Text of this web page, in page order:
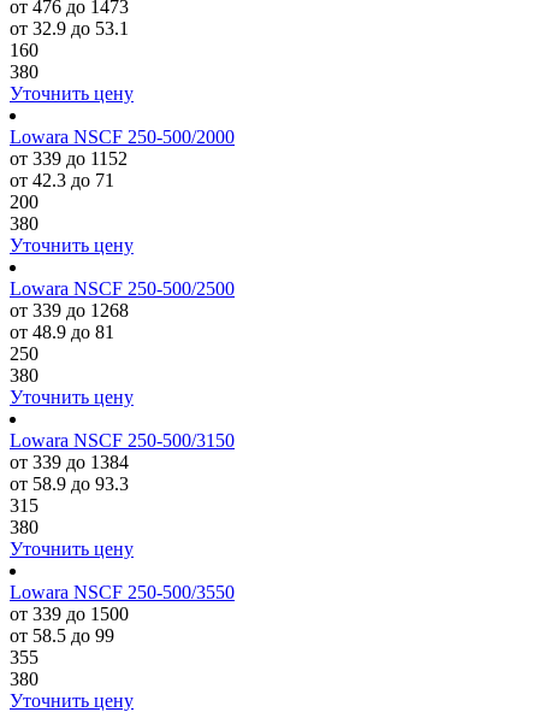
от 476 до 1473
от 32.9 до 53.1
160
380
Уточнить цену
Lowara NSCF 250-500/2000
от 339 до 1152
от 42.3 до 71
200
380
Уточнить цену
Lowara NSCF 250-500/2500
от 339 до 1268
от 48.9 до 81
250
380
Уточнить цену
Lowara NSCF 250-500/3150
от 339 до 1384
от 58.9 до 93.3
315
380
Уточнить цену
Lowara NSCF 250-500/3550
от 339 до 1500
от 58.5 до 99
355
380
Уточнить цену